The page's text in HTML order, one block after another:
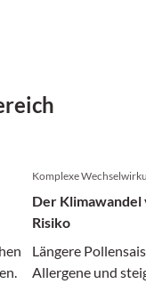
Komplexe
Der
Risiko
Längere
Allergene und